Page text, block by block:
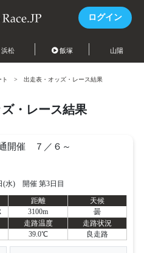
ログイン
浜松 飯塚 山陽
出走表・オッズ・レース結果
・レース結果
開催 ７／６～
(水) 開催 第3日目
距離
天候
3100m
曇
走路温度
走路状況
39.0℃ 良走路